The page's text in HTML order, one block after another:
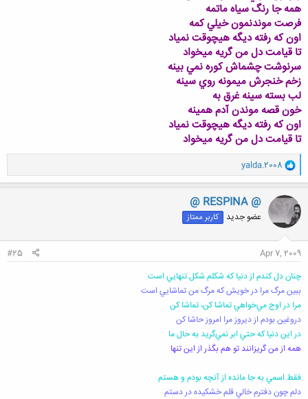
همه جا رنگ سياه ماتمه
فرصت موندنمون خيلي كمه
اون كه رفته ديگه هيچوقت نمياد
تا قيامت دل من گريه ميخواد
سرنوشت چشماش كوره نمي بينه
زخم خنجرش ميمونه روي سينه
لب بسته سينه غرق به
خون قصه موندن آدم همينه
اون كه رفته ديگه هيچوقت نمياد
تا قيامت دل من گريه ميخواد
و
ا
ک
ن
ش
ه
ا
yalda.2008
@ RESPINA @
عضو جدید کاربر ممتاز
Apr 7, 2009
#25
چنان دل كندم از دنيا كه شكلم شكل تنهايي است
ببين مرگ مرا در خويش كه مرگ من تماشايي است
مرا در اوج مي‌خواهي تماشا كن، تماشا كن
دروغين بودم از ديروز مرا امروز حاشا كن
در اين دنيا كه حتي ابر نمي‌گريد به حال ما
همه از من گريزانند تو هم بگذر از اين تنها
فقط اسمي به جا مانده از آنچه بودم و هستم
دلم چون دفترم خالي قلم خشكيده در دستم